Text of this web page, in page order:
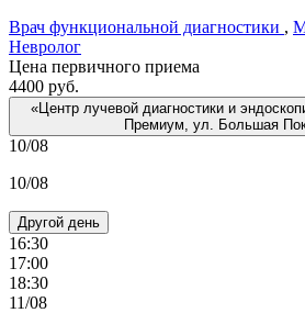
Врач функциональной диагностики ,
Невролог
Цена первичного приема
4400 руб.
«Центр лучевой диагностики и
Премиум, ул. Большая
10/08
10/08
Другой день
16:30
17:00
18:30
11/08